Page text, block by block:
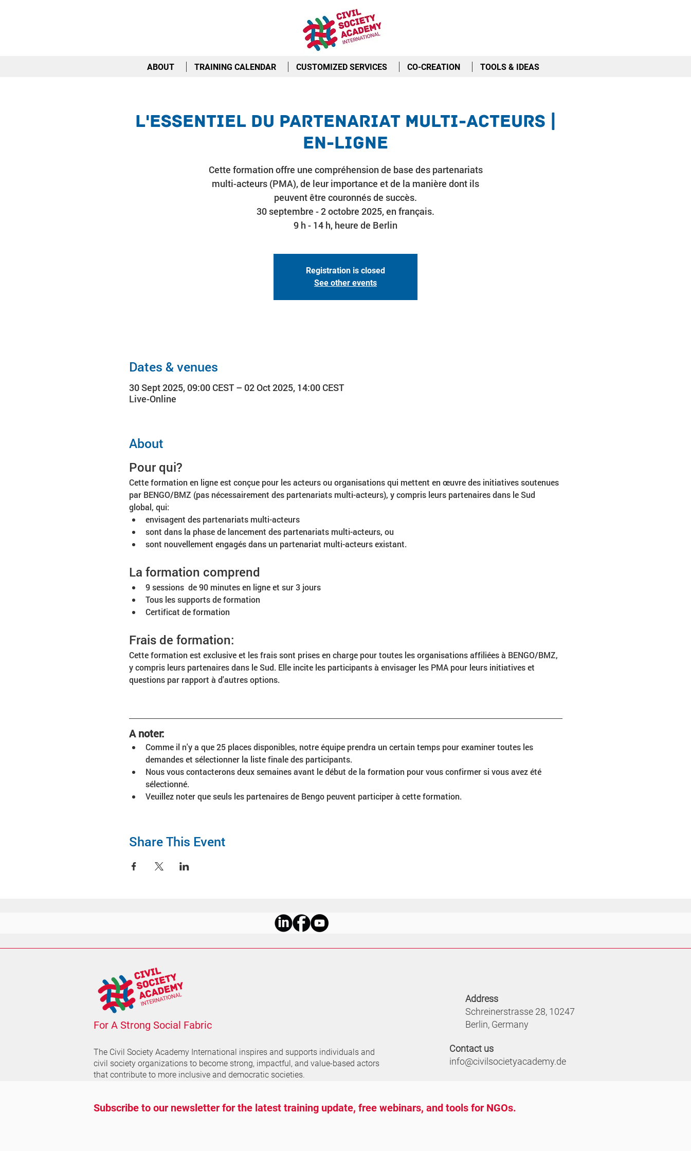
ABOUT TRAINING CALENDAR CUSTOMIZED SERVICES CO-CREATION TOOLS & IDEAS
L'Essentiel Du Partenariat Multi-Acteurs |
En-Ligne
Cette formation offre une compréhension de base des partenariats
multi-acteurs (PMA), de leur importance et de la manière dont ils
peuvent être couronnés de succès.
30 septembre - 2 octobre 2025, en français.
9 h - 14 h, heure de Berlin
Registration is closed
See other events
Dates & venues
30 Sept 2025, 09:00 CEST – 02 Oct 2025, 14:00 CEST
Live-Online
About
Pour qui?
Cette formation en ligne est conçue pour les acteurs ou organisations qui mettent en œuvre des initiatives soutenues
par BENGO/BMZ (pas nécessairement des partenariats multi-acteurs), y compris leurs partenaires dans le Sud
global, qui:
envisagent des partenariats multi-acteurs
sont dans la phase de lancement des partenariats multi-acteurs, ou
sont nouvellement engagés dans un partenariat multi-acteurs existant.
La formation comprend
9 sessions  de 90 minutes en ligne et sur 3 jours
Tous les supports de formation
Certificat de formation
Frais de formation:
Cette formation est exclusive et les frais sont prises en charge pour toutes les organisations affiliées à BENGO/BMZ,
y compris leurs partenaires dans le Sud. Elle incite les participants à envisager les PMA pour leurs initiatives et
questions par rapport à d'autres options.
A noter:
Comme il n'y a que 25 places disponibles, notre équipe prendra un certain temps pour examiner toutes les
demandes et sélectionner la liste finale des participants.
Nous vous contacterons deux semaines avant le début de la formation pour vous confirmer si vous avez été
sélectionné.
Veuillez noter que seuls les partenaires de Bengo peuvent participer à cette formation.
Share This Event
For A Strong Social Fabric
The Civil Society Academy International inspires and supports individuals and
civil society organizations to become strong, impactful, and value-based actors
that contribute to more inclusive and democratic societies.
Address
Schreinerstrasse 28, 10247
Berlin, Germany
Contact us
info@civilsocietyacademy.de
Subscribe to our newsletter for the latest training update, free webinars, and tools for NGOs.